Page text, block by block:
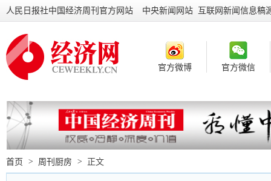
人民日报社中国经济周刊官方网站 中央新闻网站 互联网新闻信息稿
官方微博 官方微信
首页 > 周刊厨房 > 正文